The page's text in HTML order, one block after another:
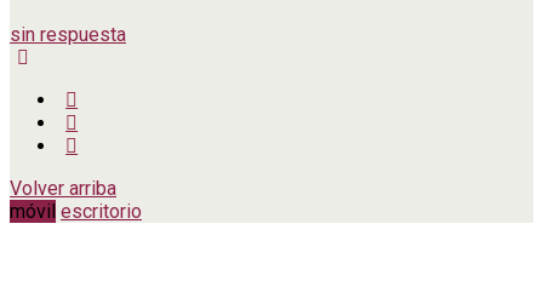
sin respuesta
Volver arriba
móvil escritorio